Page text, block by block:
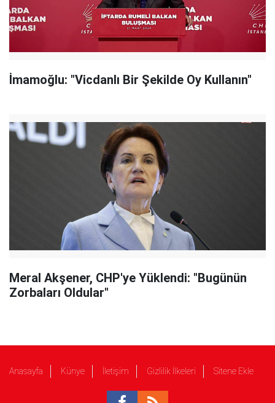
İmamoğlu: "Vicdanlı Bir Şekilde Oy Kullanın"
Meral Akşener, CHP'ye Yüklendi: "Bugünün
Zorbaları Oldular"
Anasayfa Künye İletişim Gizlilik İlkeleri Sitene Ekle